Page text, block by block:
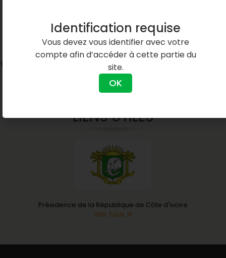
Youtube
LIENS UTILES
Présidence de la République de Côte d'Ivoire
Voir tous
Identification requise
Vous devez vous identifier avec votre
compte afin d’accéder à cette partie du
site.
OK